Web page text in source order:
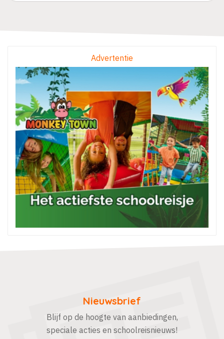
Advertentie
Nieuwsbrief
Blijf op de hoogte van aanbiedingen,
speciale acties en schoolreisnieuws!